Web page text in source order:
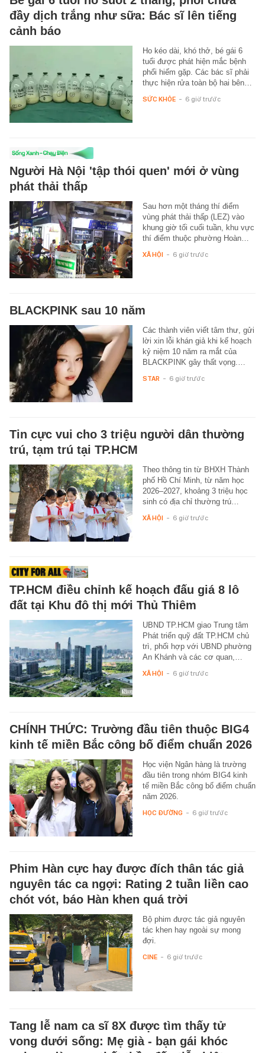
đầy dịch trắng như sữa: Bác sĩ lên tiếng
cảnh báo
Ho kéo dài, khó thở, bé gái 6
tuổi được phát hiện mắc bệnh
phổi hiếm gặp. Các bác sĩ phải
thực hiện rửa toàn bộ hai bên…
SỨC KHỎE - 6 giờ trước
Người Hà Nội 'tập thói quen' mới ở vùng
phát thải thấp
Sau hơn một tháng thí điểm
vùng phát thải thấp (LEZ) vào
khung giờ tối cuối tuần, khu vực
thí điểm thuộc phường Hoàn…
XÃ HỘI - 6 giờ trước
BLACKPINK sau 10 năm
Các thành viên viết tâm thư, gửi
lời xin lỗi khán giả khi kế hoạch
kỷ niệm 10 năm ra mắt của
BLACKPINK gây thất vọng.…
STAR - 6 giờ trước
Tin cực vui cho 3 triệu người dân thường
trú, tạm trú tại TP.HCM
Theo thông tin từ BHXH Thành
phố Hồ Chí Minh, từ năm học
2026–2027, khoảng 3 triệu học
sinh có địa chỉ thường trú…
XÃ HỘI - 6 giờ trước
TP.HCM điều chỉnh kế hoạch đấu giá 8 lô
đất tại Khu đô thị mới Thủ Thiêm
UBND TP.HCM giao Trung tâm
Phát triển quỹ đất TP.HCM chủ
trì, phối hợp với UBND phường
An Khánh và các cơ quan,…
XÃ HỘI - 6 giờ trước
CHÍNH THỨC: Trường đầu tiên thuộc BIG4
kinh tế miền Bắc công bố điểm chuẩn 2026
Học viện Ngân hàng là trường
đầu tiên trong nhóm BIG4 kinh
tế miền Bắc công bố điểm chuẩn
năm 2026.
HỌC ĐƯỜNG - 6 giờ trước
Phim Hàn cực hay được đích thân tác giả
nguyên tác ca ngợi: Rating 2 tuần liền cao
chót vót, báo Hàn khen quá trời
Bộ phim được tác giả nguyên
tác khen hay ngoài sự mong
đợi.
CINE - 6 giờ trước
Tang lễ nam ca sĩ 8X được tìm thấy tử
vong dưới sống: Mẹ già - bạn gái khóc